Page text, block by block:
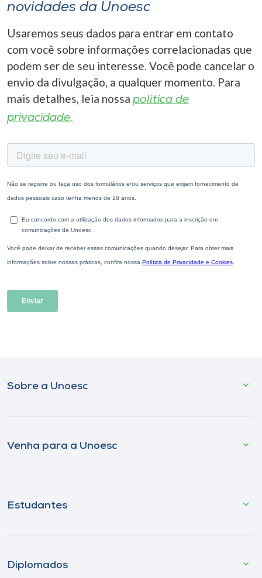
novidades da Unoesc
Usaremos seus dados para entrar em contato
com você sobre informações correlacionadas que
podem ser de seu interesse. Você pode cancelar o
envio da divulgação, a qualquer momento. Para
mais detalhes, leia nossa política de
privacidade.
Sobre a Unoesc
Venha para a Unoesc
Estudantes
Diplomados